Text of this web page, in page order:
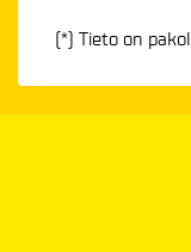
(*) Tieto on